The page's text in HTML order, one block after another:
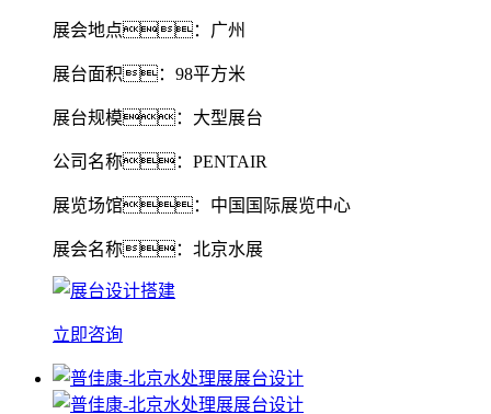
展会地点：广州
展台面积：98平方米
展台规模：大型展台
公司名称：PENTAIR
展览场馆：中国国际展览中心
展会名称：北京水展
立即咨询